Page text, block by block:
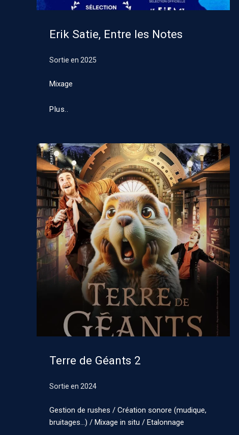
Erik Satie, Entre les Notes
Sortie en 2025
Mixage
Plus..
Terre de Géants 2
Sortie en 2024
Gestion de rushes / Création sonore (mudique,
bruitages…) / Mixage in situ / Etalonnage